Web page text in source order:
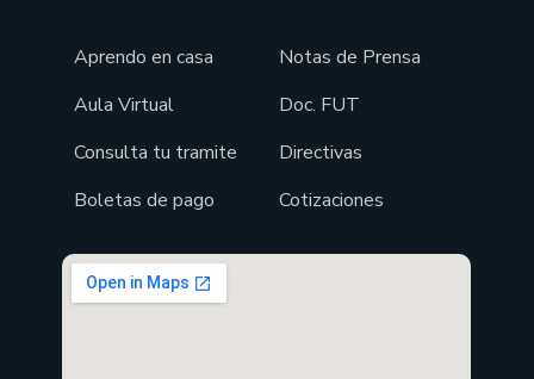
Aprendo en casa
Aula Virtual
Consulta tu tramite
Boletas de pago
Notas de Prensa
Doc. FUT
Directivas
Cotizaciones